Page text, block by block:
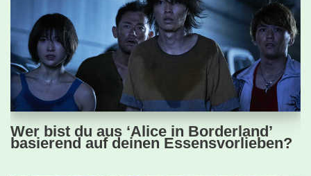
Wer bist du aus ‘Alice in Borderland’
basierend auf deinen Essensvorlieben?